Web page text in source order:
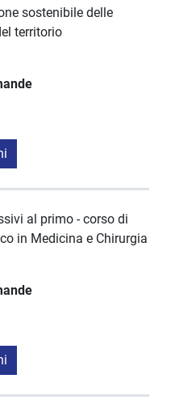
sostenibile delle
territorio
al primo - corso di
in Medicina e Chirurgia